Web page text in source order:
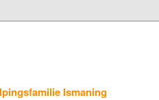
Ismaning